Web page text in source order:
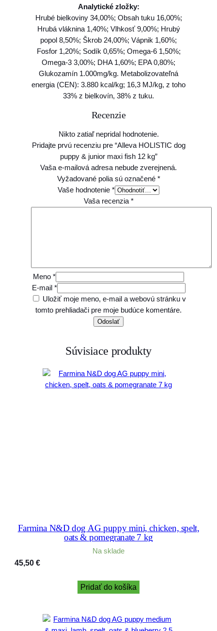
Analytické zložky:
Hrubé bielkoviny 34,00%; Obsah tuku 16,00%;
Hrubá vláknina 1,40%; Vlhkosť 9,00%; Hrubý
popol 8,50%; Škrob 24,00%; Vápnik 1,60%;
Fosfor 1,20%; Sodík 0,65%; Omega-6 1,50%;
Omega-3 3,00%; DHA 1,60%; EPA 0,80%;
Glukozamín 1.000mg/kg. Metabolizovateľná
energia (CEN): 3.880 kcal/kg; 16,3 MJ/kg, z toho
33% z bielkovín, 38% z tuku.
Recenzie
Nikto zatiaľ nepridal hodnotenie.
Pridajte prvú recenziu pre “Alleva HOLISTIC dog
puppy & junior maxi fish 12 kg”
Vaša e-mailová adresa nebude zverejnená.
Vyžadované polia sú označené *
Vaše hodnotenie *
Vaša recenzia *
Meno *
E-mail *
Uložiť moje meno, e-mail a webovú stránku v
tomto prehliadači pre moje budúce komentáre.
Súvisiace produkty
Farmina N&D dog AG puppy mini, chicken, spelt,
oats & pomegranate 7 kg
Na sklade
45,50 €
Pridať do košíka